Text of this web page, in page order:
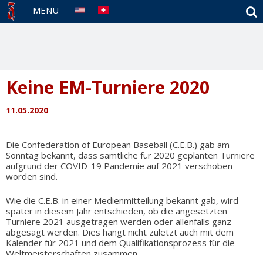
MENU
Keine EM-Turniere 2020
11.05.2020
Die Confederation of European Baseball (C.E.B.) gab am
Sonntag bekannt, dass sämtliche für 2020 geplanten Turniere
aufgrund der COVID-19 Pandemie auf 2021 verschoben
worden sind.
Wie die C.E.B. in einer Medienmitteilung bekannt gab, wird
später in diesem Jahr entschieden, ob die angesetzten
Turniere 2021 ausgetragen werden oder allenfalls ganz
abgesagt werden. Dies hängt nicht zuletzt auch mit dem
Kalender für 2021 und dem Qualifikationsprozess für die